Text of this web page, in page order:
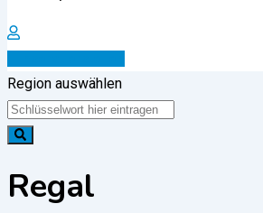
Region auswählen
Regal